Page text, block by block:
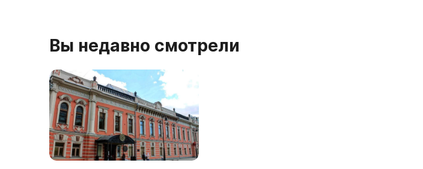
Вы недавно смотрели